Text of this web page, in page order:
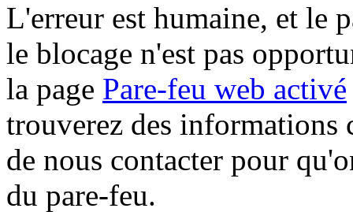
L'erreur est humaine, et le
le blocage n'est pas
la page Pare-feu web activé
trouverez des informations
de nous contacter pour
du pare-feu.